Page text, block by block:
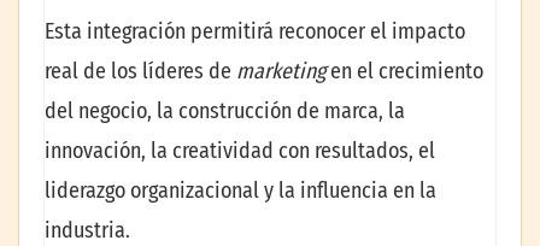
Esta integración permitirá reconocer el impacto
real de los líderes de marketingen el crecimiento
del negocio, la construcción de marca, la
innovación, la creatividad con resultados, el
liderazgo organizacional y la influencia en la
industria.